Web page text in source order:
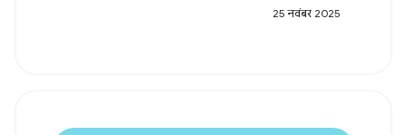
25 नवंबर 2025